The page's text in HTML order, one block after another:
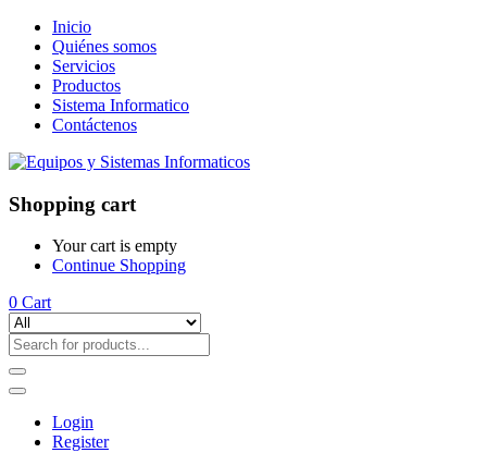
Inicio
Quiénes somos
Servicios
Productos
Sistema Informatico
Contáctenos
Shopping cart
Your cart is empty
Continue Shopping
0 Cart
Login
Register